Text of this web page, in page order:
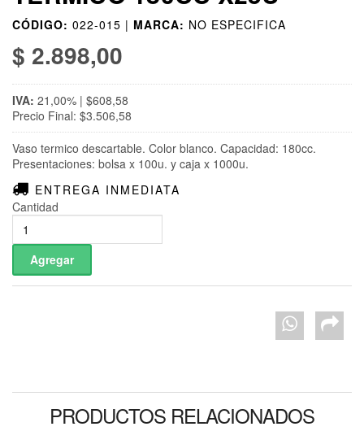
CÓDIGO: 022-015 | MARCA: NO ESPECIFICA
$ 2.898,00
IVA: 21,00% | $608,58
Precio Final: $3.506,58
Vaso termico descartable. Color blanco. Capacidad: 180cc.
Presentaciones: bolsa x 100u. y caja x 1000u.
ENTREGA INMEDIATA
Cantidad
PRODUCTOS RELACIONADOS